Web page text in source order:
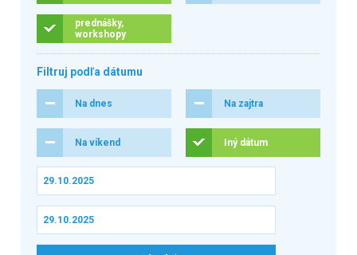
prednášky,
workshopy
Filtruj podľa dátumu
Na dnes Na zajtra
Na víkend Iný dátum